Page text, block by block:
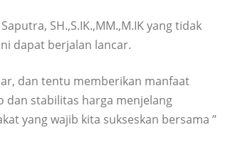
SH.,S.IK.,MM.,M.IK yang tidak
dapat berjalan lancar.
dan tentu memberikan manfaat
dan stabilitas harga menjelang
yang wajib kita sukseskan bersama ”